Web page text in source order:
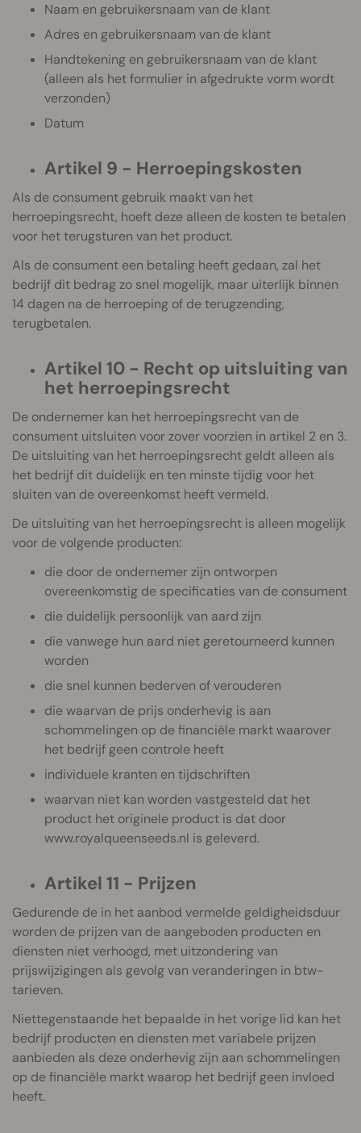
Naam en gebruikersnaam van de klant
Adres en gebruikersnaam van de klant
Handtekening en gebruikersnaam van de klant
(alleen als het formulier in afgedrukte vorm wordt
verzonden)
Datum
Artikel 9 - Herroepingskosten
Als de consument gebruik maakt van het
herroepingsrecht, hoeft deze alleen de kosten te betalen
voor het terugsturen van het product.
Als de consument een betaling heeft gedaan, zal het
bedrijf dit bedrag zo snel mogelijk, maar uiterlijk binnen
14 dagen na de herroeping of de terugzending,
terugbetalen.
Artikel 10 - Recht op uitsluiting van
het herroepingsrecht
De ondernemer kan het herroepingsrecht van de
consument uitsluiten voor zover voorzien in artikel 2 en 3.
De uitsluiting van het herroepingsrecht geldt alleen als
het bedrijf dit duidelijk en ten minste tijdig voor het
sluiten van de overeenkomst heeft vermeld.
De uitsluiting van het herroepingsrecht is alleen mogelijk
voor de volgende producten:
die door de ondernemer zijn ontworpen
overeenkomstig de specificaties van de consument
die duidelijk persoonlijk van aard zijn
die vanwege hun aard niet geretourneerd kunnen
worden
die snel kunnen bederven of verouderen
die waarvan de prijs onderhevig is aan
schommelingen op de financiële markt waarover
het bedrijf geen controle heeft
individuele kranten en tijdschriften
waarvan niet kan worden vastgesteld dat het
product het originele product is dat door
www.royalqueenseeds.nl is geleverd.
Artikel 11 - Prijzen
Gedurende de in het aanbod vermelde geldigheidsduur
worden de prijzen van de aangeboden producten en
diensten niet verhoogd, met uitzondering van
prijswijzigingen als gevolg van veranderingen in btw-
tarieven.
Niettegenstaande het bepaalde in het vorige lid kan het
bedrijf producten en diensten met variabele prijzen
aanbieden als deze onderhevig zijn aan schommelingen
op de financiële markt waarop het bedrijf geen invloed
heeft.